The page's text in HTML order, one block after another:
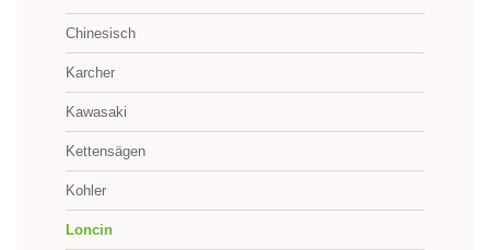
Chinesisch
Karcher
Kawasaki
Kettensägen
Kohler
Loncin